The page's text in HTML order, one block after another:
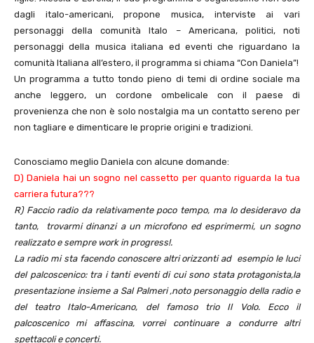
dagli italo-americani, propone musica, interviste ai vari
personaggi della comunità Italo – Americana, politici, noti
personaggi della musica italiana ed eventi che riguardano la
comunità Italiana all’estero, il programma si chiama “Con Daniela”!
Un programma a tutto tondo pieno di temi di ordine sociale ma
anche leggero, un cordone ombelicale con il paese di
provenienza che non è solo nostalgia ma un contatto sereno per
non tagliare e dimenticare le proprie origini e tradizioni.
Conosciamo meglio Daniela con alcune domande:
D) Daniela hai un sogno nel cassetto per quanto riguarda la tua
carriera futura???
R)Faccio radio da relativamente poco tempo, ma lo desideravo da
tanto, trovarmi dinanzi a un microfono ed esprimermi, un sogno
realizzato e sempre work in progress!.
La radio mi sta facendo conoscere altri orizzonti ad esempio le luci
del palcoscenico: tra i tanti eventi di cui sono stata protagonista,la
presentazione insieme a Sal Palmeri,noto personaggio della radio e
del teatro Italo-Americano, del famoso trio Il Volo. Ecco il
palcoscenico mi affascina, vorrei continuare a condurre altri
spettacoli e concerti.